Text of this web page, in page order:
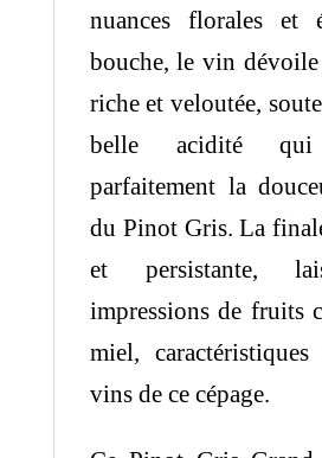
nuances florales et
bouche, le vin
riche et veloutée,
belle acidité qui
parfaitement la
du Pinot Gris. La
et persistante,
impressions de fruits
miel,
vins de ce cépage.